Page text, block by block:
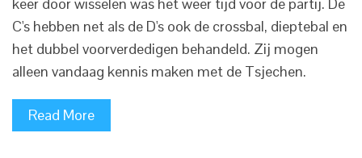
C's hebben net als de D's ook de crossbal, dieptebal en
het dubbel voorverdedigen behandeld. Zij mogen
alleen vandaag kennis maken met de Tsjechen.
Read More